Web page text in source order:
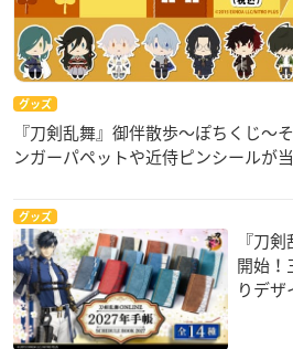
グッズ
『刀剣乱舞』御伴散歩～ぽちくじ～
ンガーパペットや近侍ピンシールが
グッズ
『刀
開始！
りデ